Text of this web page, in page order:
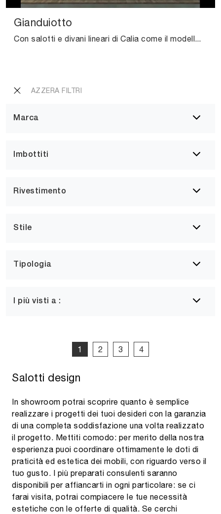
AZZERA FILTRI
Marca
Imbottiti
Rivestimento
Stile
Tipologia
I più visti a :
Gianduiotto
Con salotti e divani lineari di Calia come il modello Gianduiotto in pelle, potrai completare il tuo progetto d'arredo.
1 2 3 4
Salotti design
In showroom potrai scoprire quanto è semplice
realizzare i progetti dei tuoi desideri con la garanzia
di una completa soddisfazione una volta realizzato
il progetto. Mettiti comodo: per merito della nostra
esperienza puoi coordinare ottimamente le doti di
praticità ed estetica dei mobili, con riguardo verso il
tuo gusto. I più preparati consulenti saranno
disponibili per affiancarti in ogni particolare: se ci
farai visita, potrai compiacere le tue necessità
estetiche con le offerte di qualità. Se cerchi